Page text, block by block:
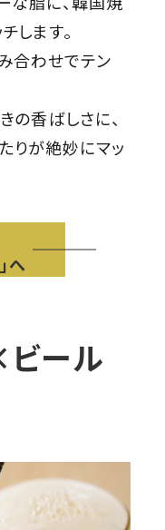
します。
合わせでテン
の香ばしさに、
りが絶妙にマッ
へ
ール